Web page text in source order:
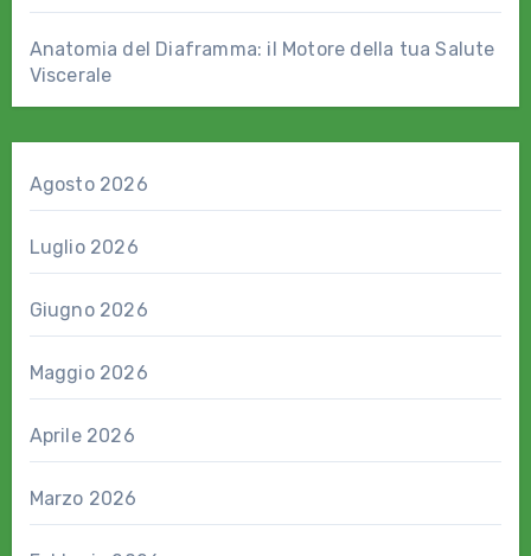
Anatomia del Diaframma: il Motore della tua Salute
Viscerale
Agosto 2026
Luglio 2026
Giugno 2026
Maggio 2026
Aprile 2026
Marzo 2026